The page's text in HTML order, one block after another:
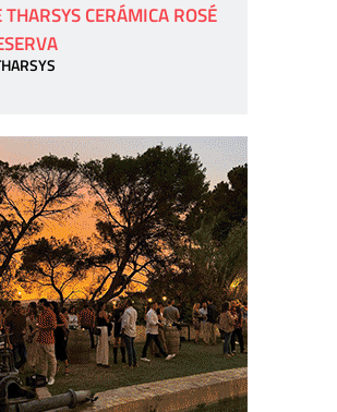
THARSYS CERÁMICA ROSÉ